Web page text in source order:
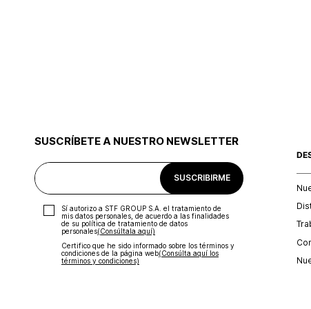
SUSCRÍBETE A NUESTRO NEWSLETTER
SUSCRIBIRME
Sí autorizo a STF GROUP S.A. el tratamiento de
mis datos personales, de acuerdo a las finalidades
de su política de tratamiento de datos
personales‎(Consúltala aquí)
Certifico que he sido informado sobre los términos y
condiciones de la página web‎(Consúlta aquí los
términos y condiciones)